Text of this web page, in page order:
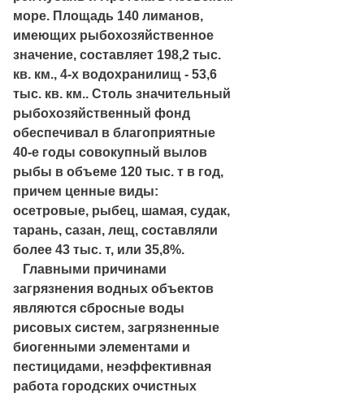
море. Площадь 140 лиманов,
имеющих рыбохозяйственное
значение, составляет 198,2 тыс.
кв. км., 4-х водохранилищ - 53,6
тыс. кв. км.. Столь значительный
рыбохозяйственный фонд
обеспечивал в благоприятные
40-е годы совокупный вылов
рыбы в объеме 120 тыс. т в год,
причем ценные виды:
осетровые, рыбец, шамая, судак,
тарань, сазан, лещ, составляли
более 43 тыс. т, или 35,8%.
Главными причинами
загрязнения водных объектов
являются сбросные воды
рисовых систем, загрязненные
биогенными элементами и
пестицидами, неэффективная
работа городских очистных